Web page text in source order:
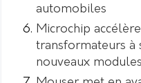
automobiles
Microchip
transformateurs à
nouveaux